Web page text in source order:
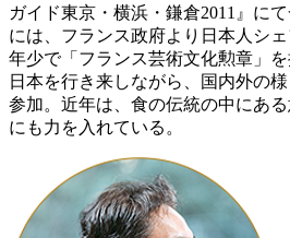
ガイド東京・横浜・鎌倉2011』に
には、フランス政府より日本人シ
年少で「フランス芸術文化勲章」
日本を行き来しながら、国内外の
参加。近年は、食の伝統の中にあ
にも力を入れている。